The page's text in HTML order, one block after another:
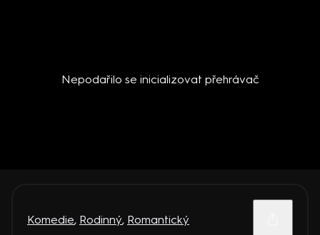
Nepodařilo se inicializovat přehrávač
Komedie, Rodinný, Romantický